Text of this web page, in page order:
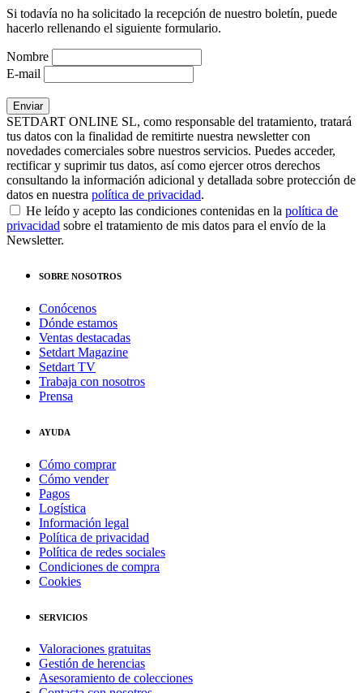
Si todavía no ha solicitado la recepción de nuestro boletín, puede
hacerlo rellenando el siguiente formulario.
Nombre
E-mail
SETDART ONLINE SL, como responsable del tratamiento, tratará
tus datos con la finalidad de remitirte nuestra newsletter con
novedades comerciales sobre nuestros servicios. Puedes acceder,
rectificar y suprimir tus datos, así como ejercer otros derechos
consultando la información adicional y detallada sobre protección de
datos en nuestra política de privacidad.
He leído y acepto las condiciones contenidas en la política de
privacidad sobre el tratamiento de mis datos para el envío de la
Newsletter.
SOBRE NOSOTROS
Conócenos
Dónde estamos
Ventas destacadas
Setdart Magazine
Setdart TV
Trabaja con nosotros
Prensa
AYUDA
Cómo comprar
Cómo vender
Pagos
Logística
Información legal
Política de privacidad
Política de redes sociales
Condiciones de compra
Cookies
SERVICIOS
Valoraciones gratuitas
Gestión de herencias
Asesoramiento de colecciones